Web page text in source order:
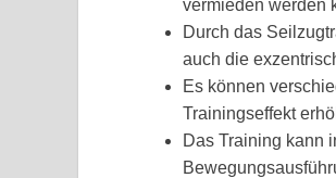
vermieden werden
Durch das
auch die
Es können
Trainingseffekt
Das Training kann